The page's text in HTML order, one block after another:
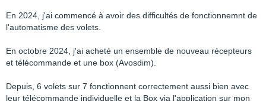
En 2024, j'ai commencé à avoir des difficultés de fonctionnemnt de
l'automatisme des volets.
En octobre 2024, j'ai acheté un ensemble de nouveau récepteurs
et télécommande et une box (Avosdim).
Depuis, 6 volets sur 7 fonctionnent correctement aussi bien avec
leur télécommande individuelle et la Box via l'application sur mon